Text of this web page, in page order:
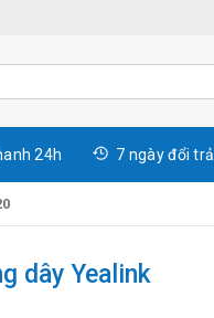
24h 7 ngày đổi trả
dây Yealink